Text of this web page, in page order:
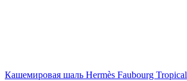
Кашемировая шаль Hermès Faubourg Tropical